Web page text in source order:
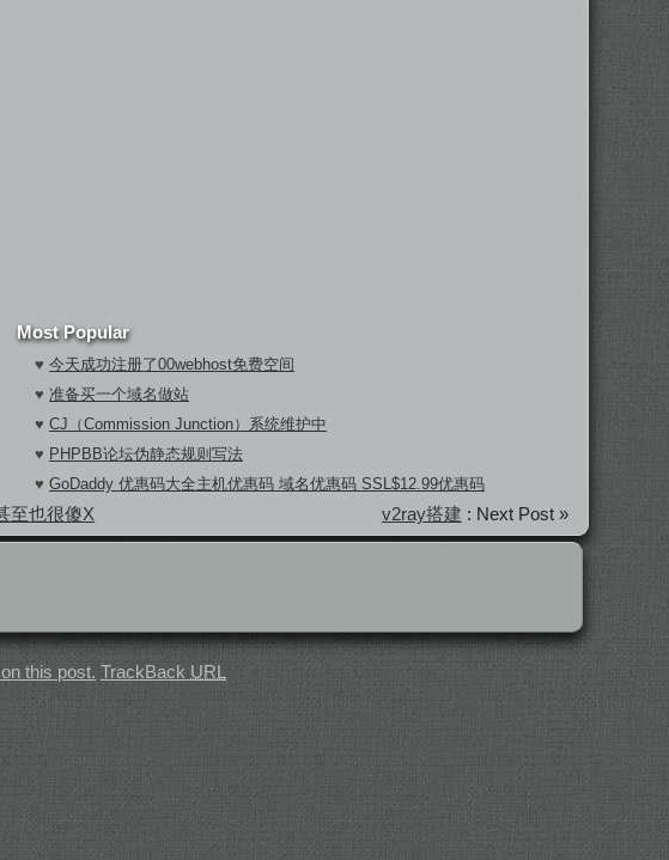
Most Popular
♥今天成功注册了00webhost免费空间
♥准备买一个域名做站
♥CJ（Commission Junction）系统维护中
♥ PHPBB论坛伪静态规则写法
♥GoDaddy 优惠码大全主机优惠码 域名优惠码 SSL$12.99优惠码
至也很傻X v2ray搭建 : Next Post »
this post. TrackBack URL